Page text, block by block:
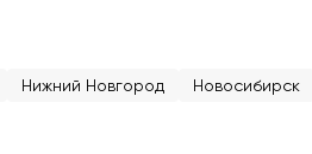
Нижний Новгород Новосибирск